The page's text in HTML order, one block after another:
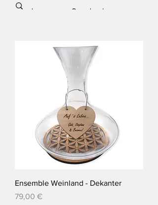
Ensemble Weinland - Dekanter
Preis
79,00 €